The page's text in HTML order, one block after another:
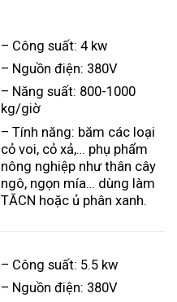
– Công suất: 4 kw
– Nguồn điện: 380V
– Năng suất: 800-1000
kg/giờ
– Tính năng: băm các loại
cỏ voi, cỏ xả,… phụ phẩm
nông nghiệp như thân cây
ngô, ngọn mía… dùng làm
TĂCN hoặc ủ phân xanh.
– Công suất: 5.5 kw
– Nguồn điện: 380V